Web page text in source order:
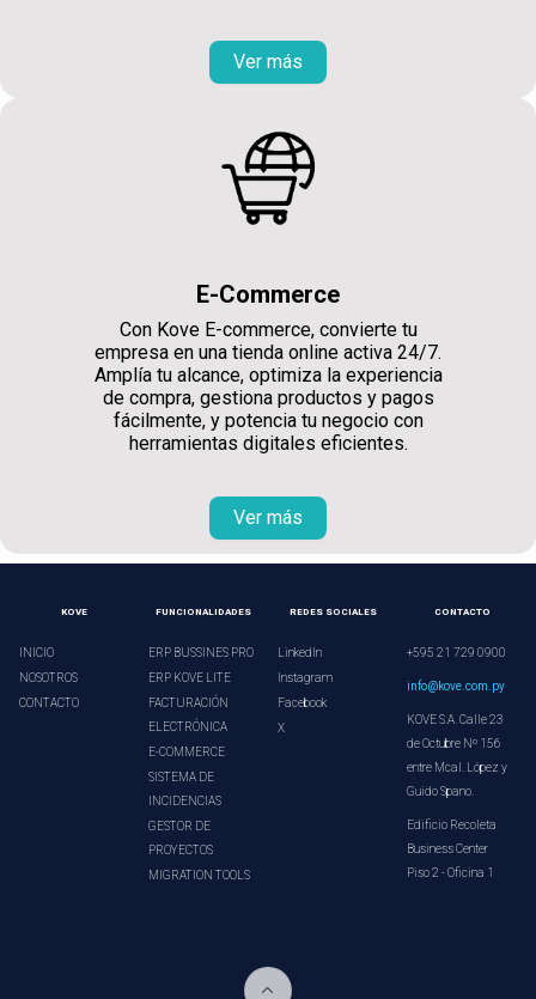
Ver más
E-Commerce
Con Kove E-commerce, convierte tu
empresa en una tienda online activa 24/7.
Amplía tu alcance, optimiza la experiencia
de compra, gestiona productos y pagos
fácilmente, y potencia tu negocio con
herramientas digitales eficientes.
Ver más
KOVE
INICIO
NOSOTROS
CONTACTO
FUNCIONALIDADES
ERP BUSSINES PRO
ERP KOVE LITE
FACTURACIÓN
ELECTRÓNICA
E-COMMERCE
SISTEMA DE
INCIDENCIAS
GESTOR DE
PROYECTOS
MIGRATION TOOLS
REDES SOCIALES
LinkedIn
Instagram
Facebook
X
CONTACTO
+595 21 729 0900
info@kove.com.py
KOVE S.A. Calle 23
de Octubre Nº 156
entre Mcal. López y
Guido Spano.
Edificio Recoleta
Business Center
Piso 2 - Oficina 1